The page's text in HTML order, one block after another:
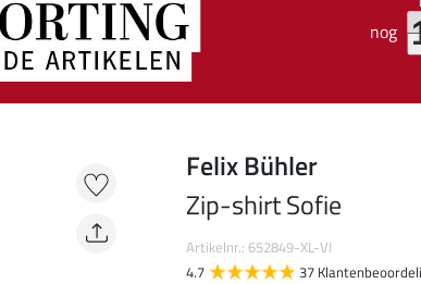
nog
Felix Bühler
Zip-shirt Sofie
Artikelnr.: 652849-XL-VI
4.7
37